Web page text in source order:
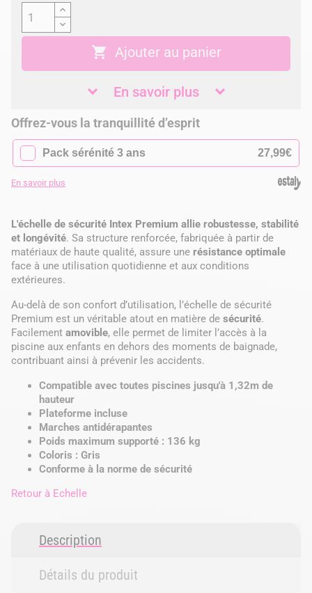
 Ajouter au panier
En savoir plus
Offrez-vous la tranquillité d’esprit
✓ Pack sérénité 3 ans 27,99€
En savoir plus
L'échelle de sécurité Intex Premium allie robustesse, stabilité
et longévité. Sa structure renforcée, fabriquée à partir de
matériaux de haute qualité, assure une résistance optimale
face à une utilisation quotidienne et aux conditions
extérieures.
Au-delà de son confort d’utilisation, l’échelle de sécurité
Premium est un véritable atout en matière de sécurité.
Facilement amovible, elle permet de limiter l’accès à la
piscine aux enfants en dehors des moments de baignade,
contribuant ainsi à prévenir les accidents.
Compatible avec toutes piscines jusqu'à 1,32m de
hauteur
Plateforme incluse
Marches antidérapantes
Poids maximum supporté : 136 kg
Coloris : Gris
Conforme à la norme de sécurité
Retour à Echelle
Description
Détails du produit